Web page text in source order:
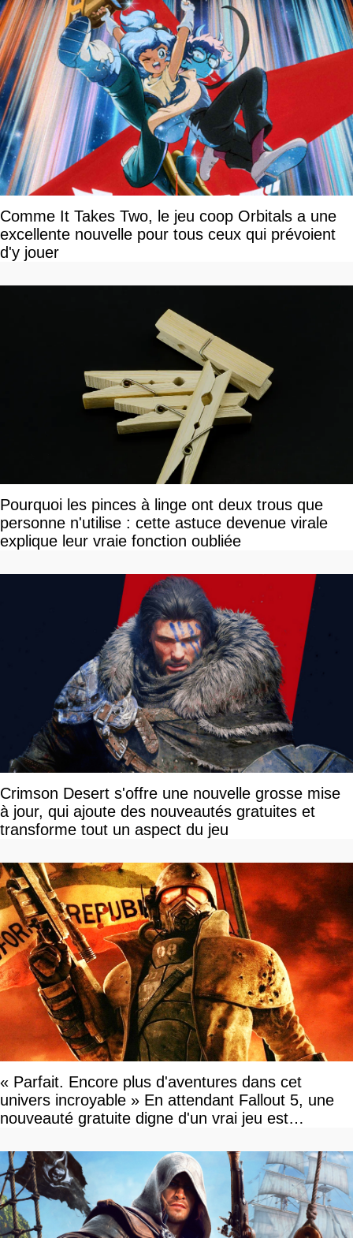
Comme It Takes Two, le jeu coop Orbitals a une
excellente nouvelle pour tous ceux qui prévoient
d'y jouer
Pourquoi les pinces à linge ont deux trous que
personne n'utilise : cette astuce devenue virale
explique leur vraie fonction oubliée
Crimson Desert s'offre une nouvelle grosse mise
à jour, qui ajoute des nouveautés gratuites et
transforme tout un aspect du jeu
« Parfait. Encore plus d'aventures dans cet
univers incroyable » En attendant Fallout 5, une
nouveauté gratuite digne d'un vrai jeu est